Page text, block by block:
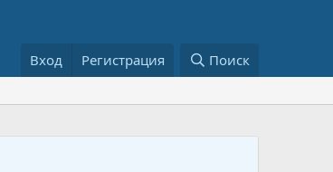
Вход Регистрация Поиск